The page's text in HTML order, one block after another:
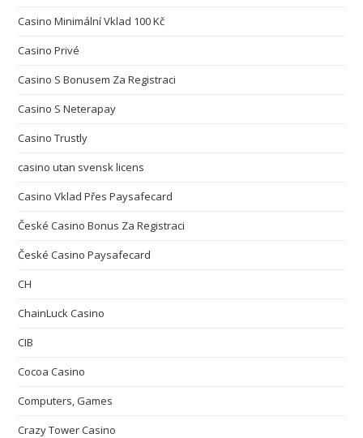
Casino Minimální Vklad 100 Kč
Casino Privé
Casino S Bonusem Za Registraci
Casino S Neterapay
Casino Trustly
casino utan svensk licens
Casino Vklad Přes Paysafecard
České Casino Bonus Za Registraci
České Casino Paysafecard
CH
ChainLuck Casino
CIB
Cocoa Casino
Computers, Games
Crazy Tower Сasino